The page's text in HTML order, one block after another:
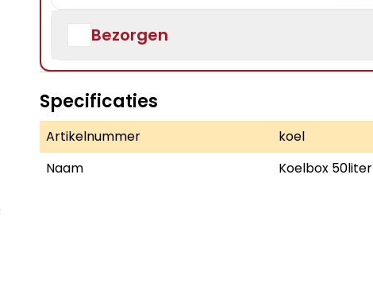
Bezorgen
Specificaties
Artikelnummer
koel
Naam
Koelbox 50liter